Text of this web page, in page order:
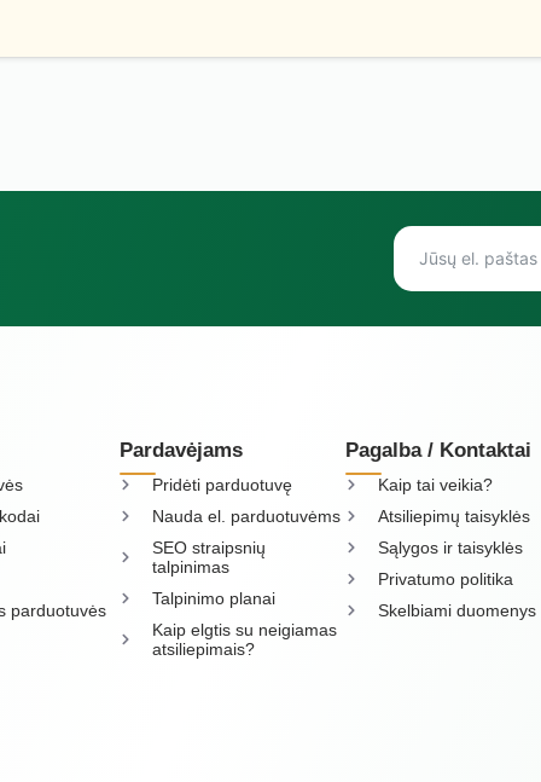
parduotuvės
Pardavėjams
Pridėti parduotuvę
Nauda el. parduotuvėms
SEO straipsnių
talpinimas
Talpinimo planai
Kaip elgtis su neigiamas
atsiliepimais?
Pagalba / Kontaktai
Kaip tai veikia?
Atsiliepimų taisyklės
Sąlygos ir taisyklės
Privatumo politika
Skelbiami duomenys